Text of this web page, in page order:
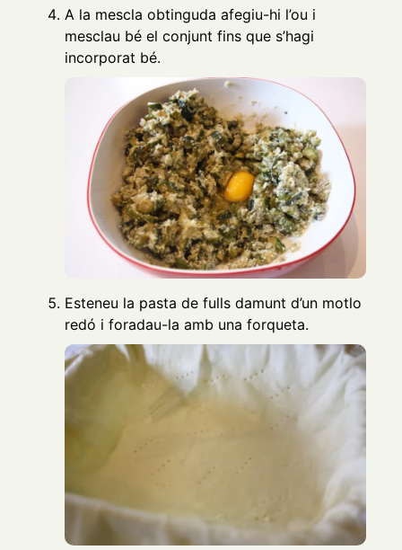
A la mescla obtinguda afegiu-hi l’ou i
mesclau bé el conjunt fins que s’hagi
incorporat bé.
Esteneu la pasta de fulls damunt d’un motlo
redó i foradau-la amb una forqueta.